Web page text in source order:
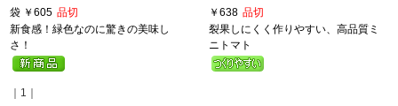
袋 ￥605 品切
新食感！緑色なのに驚きの美味し
さ！
￥638 品切
裂果しにくく作りやすい、高品質ミ
ニトマト
｜1｜